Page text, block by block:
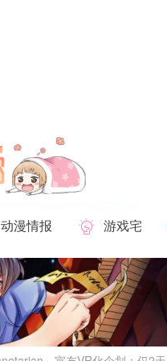
动漫情报 游戏宅